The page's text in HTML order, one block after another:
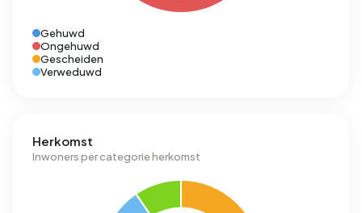
Gehuwd
Ongehuwd
Gescheiden
Verweduwd
Herkomst
Inwoners per categorie herkomst